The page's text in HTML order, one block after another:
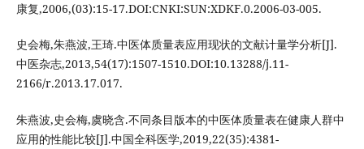
康复,2006,(03):15-17.DOI:CNKI:SUN:XDKF.0.2006-03-005.
史会梅,朱燕波,王琦.中医体质量表应用现状的文献计量学分析[J].
中医杂志,2013,54(17):1507-1510.DOI:10.13288/j.11-
2166/r.2013.17.017.
朱燕波,史会梅,虞晓含.不同条目版本的中医体质量表在健康人群中
应用的性能比较[J].中国全科医学,2019,22(35):4381-